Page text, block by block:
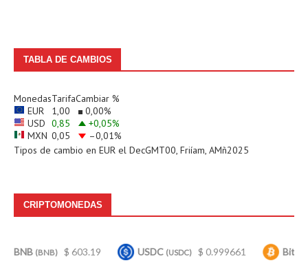
TABLA DE CAMBIOS
MonedasTarifaCambiar %
EUR
1,00 0,00%
USD 0,85 +0,05%
MXN 0,05 –0,01%
Tipos de cambio en EUR el DecGMT00, Friíam, AMñ2025
CRIPTOMONEDAS
(BNB) $ 603.19 USDC (USDC) $ 0.999661 Bitcoin(BTC)